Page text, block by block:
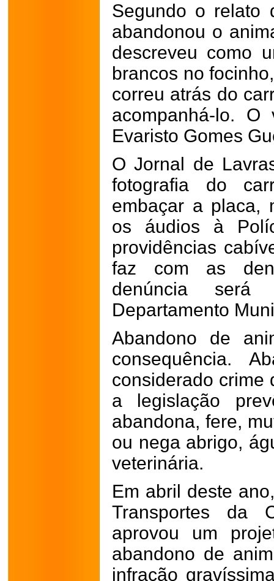
Segundo o relato
abandonou o
descreveu como
brancos no
correu atrás do
acompanhá-lo.
Evaristo Gomes
O Jornal de
fotografia do
embaçar a placa,
os áudios à
providências
faz com as
denúncia será
Departamento
Abandono de
consequência.
considerado crime
a legislação
abandona, fere,
ou nega abrigo,
veterinária.
Em abril deste
Transportes da
aprovou um
abandono de
infração